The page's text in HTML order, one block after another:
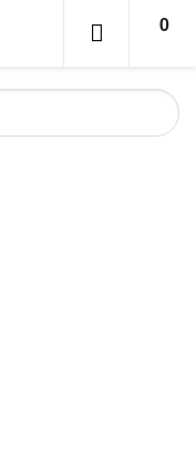
0